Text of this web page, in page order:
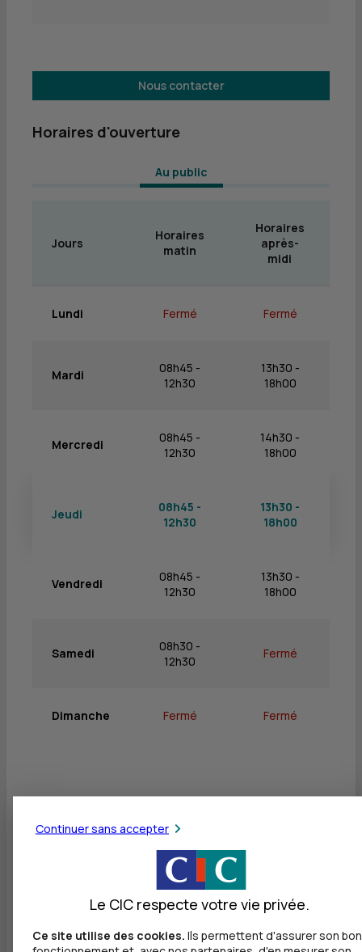
Nous contacter
Horaires d'ouverture
Au public
Jours
Horaires
matin
Horaires
après-
midi
Lundi Fermé Fermé
Mardi
08h45 -
12h30
13h30 -
18h00
Mercredi
08h45 -
12h30
14h30 -
18h00
Jeudi
08h45 -
12h30
13h30 -
18h00
Vendredi
08h45 -
12h30
13h30 -
18h00
Samedi
08h30 -
12h30
Fermé
Dimanche Fermé Fermé
Dépôt valorisé de billets EUR
Dépôt de monnaie EUR
Dépôt valorisé de chèques EUR
Continuer sans accepter
Le CIC respecte votre vie privée.
Ce site utilise des cookies. Ils permettent d'assurer son bon